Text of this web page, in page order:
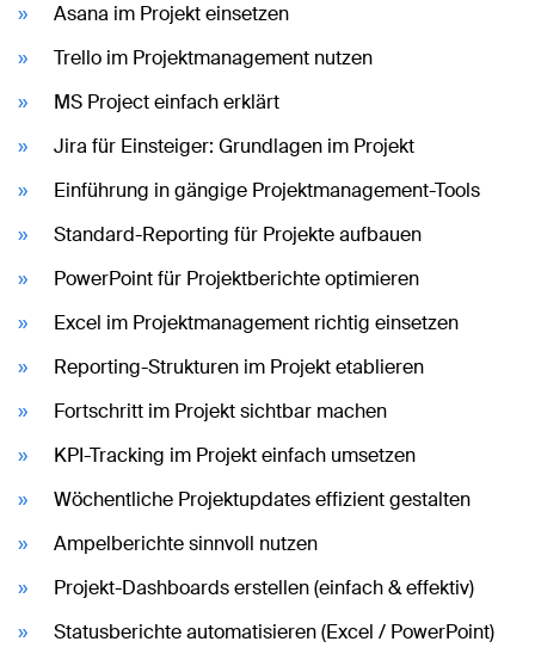
Asana im Projekt einsetzen
Trello im Projektmanagement nutzen
MS Project einfach erklärt
Jira für Einsteiger: Grundlagen im Projekt
Einführung in gängige Projektmanagement-Tools
Standard-Reporting für Projekte aufbauen
PowerPoint für Projektberichte optimieren
Excel im Projektmanagement richtig einsetzen
Reporting-Strukturen im Projekt etablieren
Fortschritt im Projekt sichtbar machen
KPI-Tracking im Projekt einfach umsetzen
Wöchentliche Projektupdates effizient gestalten
Ampelberichte sinnvoll nutzen
Projekt-Dashboards erstellen (einfach & effektiv)
Statusberichte automatisieren (Excel / PowerPoint)